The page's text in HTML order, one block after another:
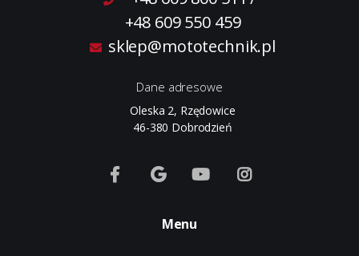
+48 609 550 459
sklep@mototechnik.pl
Dane adresowe
Oleska 2, Rzędowice
46-380 Dobrodzień
Menu